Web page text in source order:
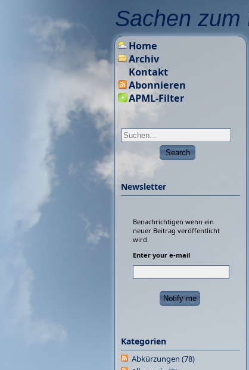
Sachen zum
Home
Archiv
Kontakt
Abonnieren
APML-Filter
Newsletter
Benachrichtigen wenn ein
neuer Beitrag veröffentlicht
wird.
Enter your e-mail
Kategorien
Abkürzungen (78)